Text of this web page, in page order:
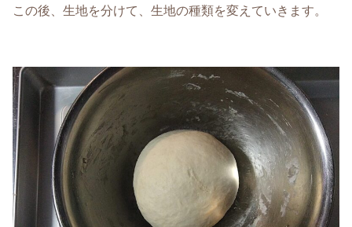
この後、生地を分けて、生地の種類を変えていきます。